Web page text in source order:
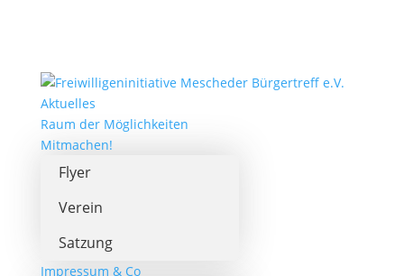
Aktuelles
Raum der Möglichkeiten
Mitmachen!
Flyer
Verein
Satzung
Impressum & Co